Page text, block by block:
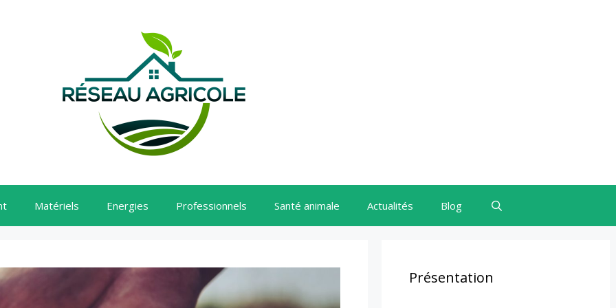
Matériels Energies Professionnels Santé animale Actualités Blog
Présentation